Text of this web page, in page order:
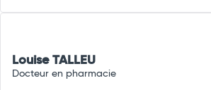
Louise TALLEU
Docteur en pharmacie